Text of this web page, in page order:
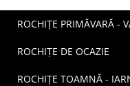
ROCHIȚE PRIMĂVARĂ -
ROCHIȚE DE OCAZIE
ROCHIȚE TOAMNĂ -